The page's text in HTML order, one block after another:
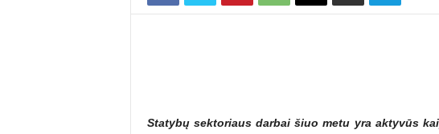
Statybų sektoriaus darbai šiuo metu yra aktyvūs